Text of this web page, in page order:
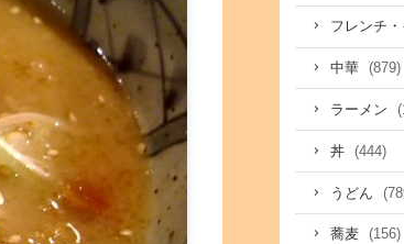
フレンチ
中華 (879)
ラーメン
丼 (444)
うどん
蕎麦 (156)